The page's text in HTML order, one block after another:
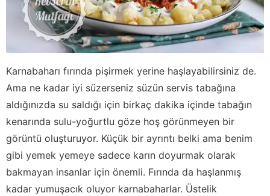
Karnabaharı fırında pişirmek yerine haşlayabilirsiniz de.
Ama ne kadar iyi süzerseniz süzün servis tabağına
aldığınızda su saldığı için birkaç dakika içinde tabağın
kenarında sulu-yoğurtlu göze hoş görünmeyen bir
görüntü oluşturuyor. Küçük bir ayrıntı belki ama benim
gibi yemek yemeye sadece karın doyurmak olarak
bakmayan insanlar için önemli. Fırında da haşlanmış
kadar yumuşacık oluyor karnabaharlar. Üstelik